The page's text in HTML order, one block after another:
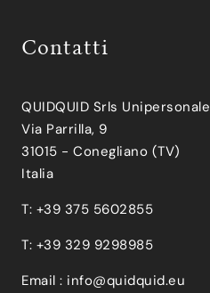
Contatti
QUIDQUID Srls Unipersonale
Via Parrilla, 9
31015 - Conegliano (TV)
Italia
T: +39 375 5602855
T: +39 329 9298985
Email : info@quidquid.eu